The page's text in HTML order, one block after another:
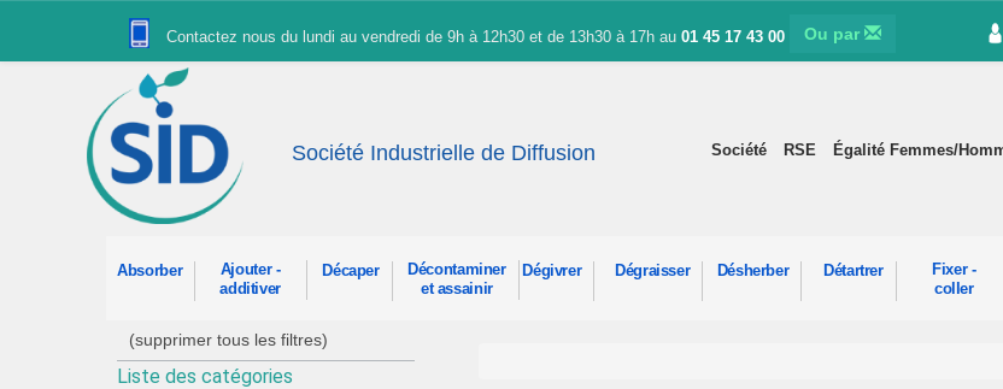
Contactez nous du lundi au vendredi de 9h à 12h30 et de 13h30 à 17h au 01 45 17 43 00 Ou par
Société Industrielle de Diffusion Société RSE Égalité Femmes/
Absorber
Ajouter -
additiver
Décaper
Décontaminer
et assainir
Dégivrer Dégraisser Désherber Détartrer
Fixer -
coller
(supprimer tous les filtres)
Liste des catégories